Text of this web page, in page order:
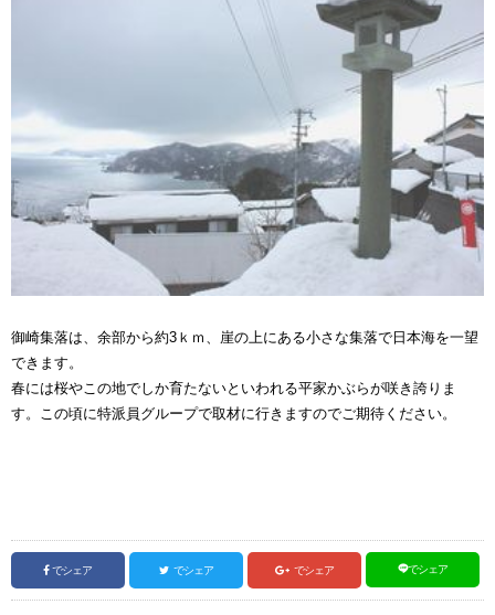
御崎集落は、余部から約3ｋｍ、崖の上にある小さな集落で日本海を一望
できます。
春には桜やこの地でしか育たないといわれる平家かぶらが咲き誇りま
す。この頃に特派員グループで取材に行きますのでご期待ください。
でシェア でシェア でシェア でシェア